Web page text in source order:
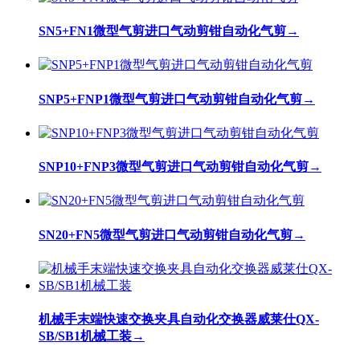
SN5+FN1微型气剪进口气动剪钳自动化气剪→
SNP5+FNP1微型气剪进口气动剪钳自动化气剪→
SNP10+FNP3微型气剪进口气动剪钳自动化气剪→
SN20+FN5微型气剪进口气动剪钳自动化气剪→
机械手末端快速交换夹具自动化交换器威莱仕QX-
SB/SB1机械工装→